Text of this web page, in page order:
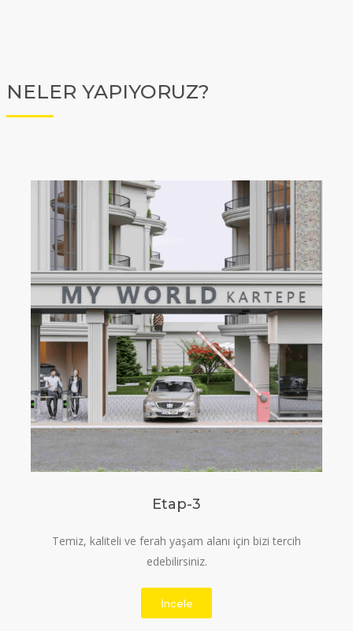
NELER YAPIYORUZ?
Etap-3
Temiz, kaliteli ve ferah yaşam alanı için bizi tercih
edebilirsiniz.
İncele